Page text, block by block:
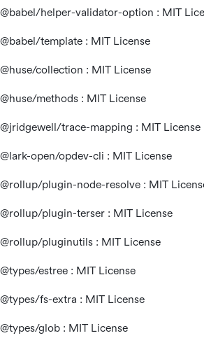
@babel/helper-validator-option : MIT
@babel/template : MIT License
@huse/collection : MIT License
@huse/methods : MIT License
@jridgewell/trace-mapping : MIT License
@lark-open/opdev-cli : MIT License
@rollup/plugin-node-resolve : MIT
@rollup/plugin-terser : MIT License
@rollup/pluginutils : MIT License
@types/estree : MIT License
@types/fs-extra : MIT License
@types/glob : MIT License